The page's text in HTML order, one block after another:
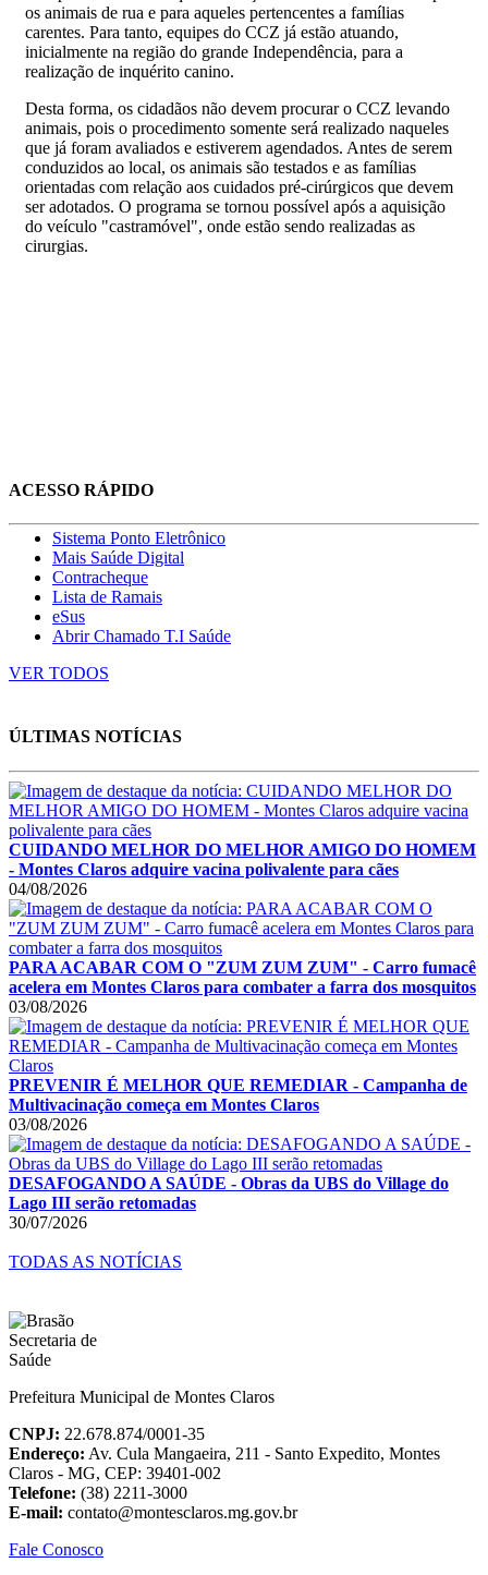
os animais de rua e para aqueles pertencentes a famílias
carentes. Para tanto, equipes do CCZ já estão atuando,
inicialmente na região do grande Independência, para a
realização de inquérito canino.
Desta forma, os cidadãos não devem procurar o CCZ levando
animais, pois o procedimento somente será realizado naqueles
que já foram avaliados e estiverem agendados. Antes de serem
conduzidos ao local, os animais são testados e as famílias
orientadas com relação aos cuidados pré-cirúrgicos que devem
ser adotados. O programa se tornou possível após a aquisição
do veículo "castramóvel", onde estão sendo realizadas as
cirurgias.
ACESSO RÁPIDO
Sistema Ponto Eletrônico
Mais Saúde Digital
Contracheque
Lista de Ramais
eSus
Abrir Chamado T.I Saúde
VER TODOS
ÚLTIMAS NOTÍCIAS
CUIDANDO MELHOR DO MELHOR AMIGO DO HOMEM
- Montes Claros adquire vacina polivalente para cães
04/08/2026
PARA ACABAR COM O "ZUM ZUM ZUM" - Carro fumacê
acelera em Montes Claros para combater a farra dos mosquitos
03/08/2026
PREVENIR É MELHOR QUE REMEDIAR - Campanha de
Multivacinação começa em Montes Claros
03/08/2026
DESAFOGANDO A SAÚDE - Obras da UBS do Village do
Lago III serão retomadas
30/07/2026
TODAS AS NOTÍCIAS
Prefeitura Municipal de Montes Claros
CNPJ: 22.678.874/0001-35
Endereço: Av. Cula Mangaeira, 211 - Santo Expedito, Montes
Claros - MG, CEP: 39401-002
Telefone: (38) 2211-3000
E-mail: contato@montesclaros.mg.gov.br
Fale Conosco